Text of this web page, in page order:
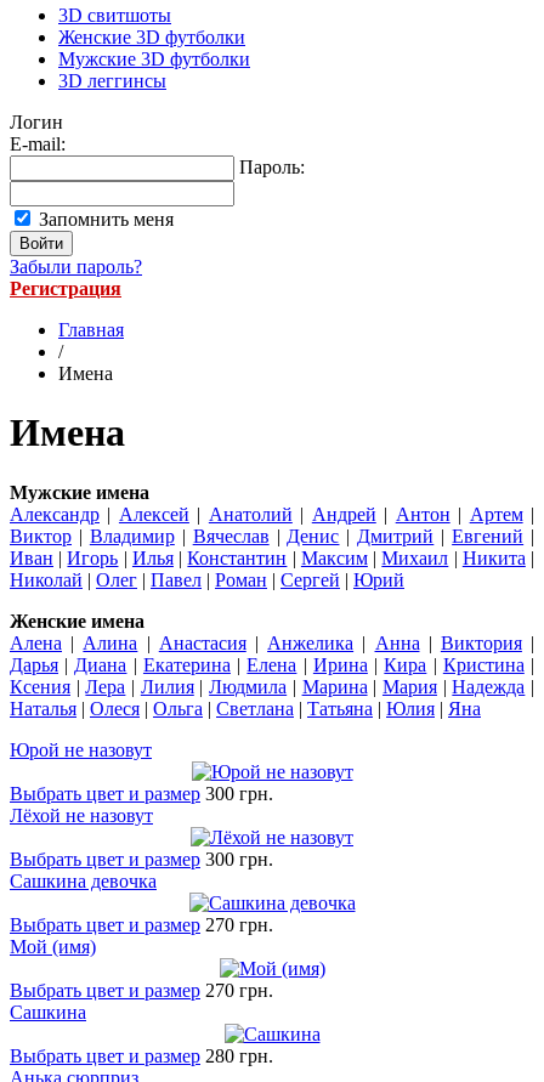
3D свитшоты
Женские 3D футболки
Мужские 3D футболки
3D леггинсы
Логин
E-mail:
Пароль:
Запомнить меня
Забыли пароль?
Регистрация
Главная
/
Имена
Имена
Мужские имена
Александр | Алексей | Анатолий | Андрей | Антон | Артем|
Виктор | Владимир| Вячеслав | Денис | Дмитрий |Евгений |
Иван |Игорь | Илья|Константин | Максим|Михаил | Никита |
Николай | Олег | Павел | Роман | Сергей | Юрий
Женские имена
Алена | Алина | Анастасия| Анжелика | Анна | Виктория|
Дарья | Диана | Екатерина |Елена | Ирина |Кира | Кристина |
Ксения |Лера | Лилия|Людмила | Марина | Мария|Надежда |
Наталья | Олеся | Ольга | Светлана | Татьяна | Юлия | Яна
Юрой не назовут
Выбрать цвет и размер 300 грн.
Лёхой не назовут
Выбрать цвет и размер 300 грн.
Сашкина девочка
Выбрать цвет и размер 270 грн.
Мой (имя)
Выбрать цвет и размер 270 грн.
Сашкина
Выбрать цвет и размер 280 грн.
Анька сюрприз